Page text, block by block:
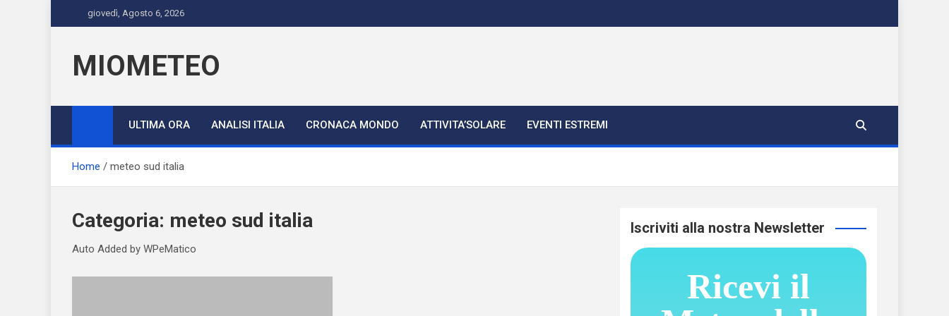
to
giovedì, Agosto 6, 2026
MIOMETEO
ULTIMA ORA ANALISI ITALIA CRONACA MONDO ATTIVITA’SOLARE EVENTI ESTREMI
Home meteo sud italia
Categoria: meteo sud italia
Auto Added by WPeMatico
Iscriviti alla nostra Newsletter
Ricevi il